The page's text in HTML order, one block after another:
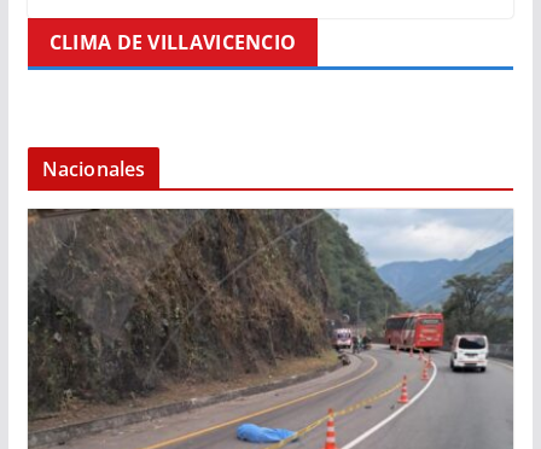
CLIMA DE VILLAVICENCIO
Nacionales